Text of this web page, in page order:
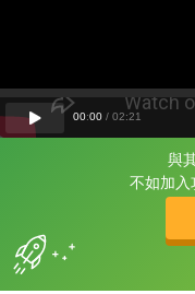
與
不如加入
00:00 / 02:21